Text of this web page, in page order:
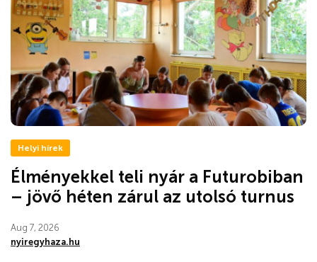
Helyi hírek
Élményekkel teli nyár a Futurobiban
– jövő héten zárul az utolsó turnus
Aug 7, 2026
nyiregyhaza.hu